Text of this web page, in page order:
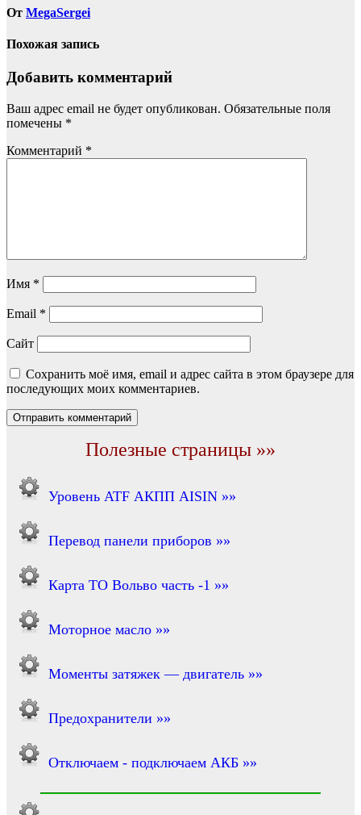
От MegaSergei
Похожая запись
Добавить комментарий
Ваш адрес email не будет опубликован. Обязательные поля
помечены *
Комментарий *
Имя *
Email *
Сайт
Сохранить моё имя, email и адрес сайта в этом браузере для
последующих моих комментариев.
Полезные страницы »»
Уровень ATF АКПП AISIN »»
Перевод панели приборов »»
Карта ТО Вольво часть -1 »»
Моторное масло »»
Моменты затяжек — двигатель »»
Предохранители »»
Отключаем - подключаем АКБ »»